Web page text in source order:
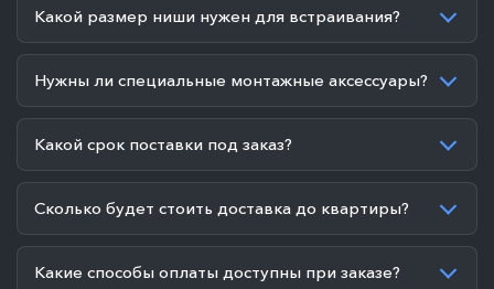
Какой размер ниши нужен для встраивания?
Нужны ли специальные монтажные аксессуары?
Какой срок поставки под заказ?
Сколько будет стоить доставка до квартиры?
Какие способы оплаты доступны при заказе?